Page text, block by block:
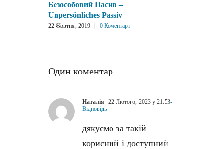
Безособовий Пасив –
Unpersönliches Passiv
22 Жовтня, 2019 0 Коментарі
Один коментар
Наталія 22 Лютого, 2023 у 21:53-
Відповідь
дякуємо за такій
корисний і доступний